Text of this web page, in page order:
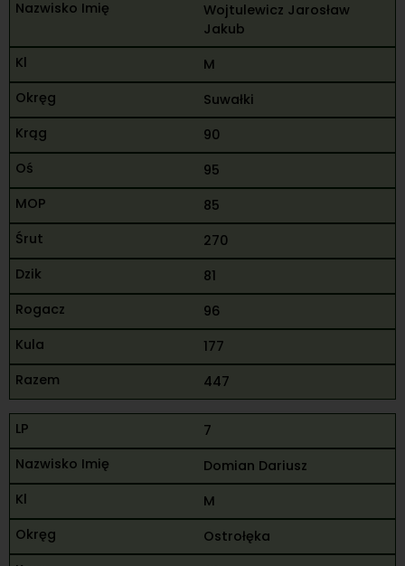
Wojtulewicz Jarosław
Jakub
M
Suwałki
90
95
85
270
81
96
177
447
7
Domian Dariusz
M
Ostrołęka